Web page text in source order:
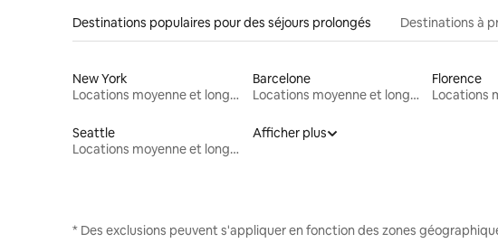
Destinations populaires pour des séjours prolongés Destinations à
New York
Locations moyenne et longue durée
Barcelone
Locations moyenne et longue durée
Florence
Seattle
Locations moyenne et longue durée
Afficher plus
* Des exclusions peuvent s'appliquer en fonction des zones